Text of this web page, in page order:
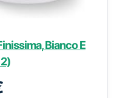
Bianco E